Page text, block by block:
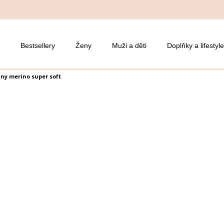
Bestsellery Ženy Muži a děti Doplňky a lifestyle
merino super soft